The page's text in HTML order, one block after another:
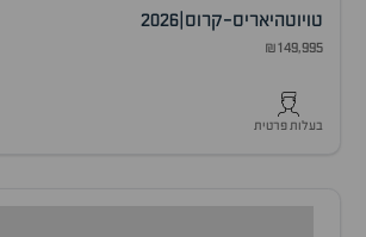
טויוטהיאריס-קרוס 2026
₪149,995
בעלות פרטית